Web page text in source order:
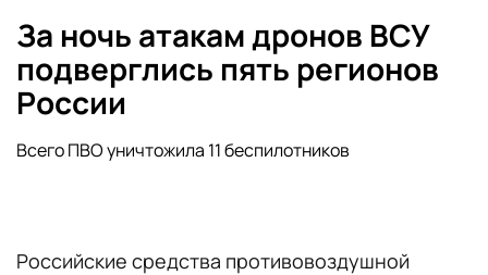
За ночь атакам дронов ВСУ
подверглись пять регионов
России
Всего ПВО уничтожила 11 беспилотников
Российские средства противовоздушной